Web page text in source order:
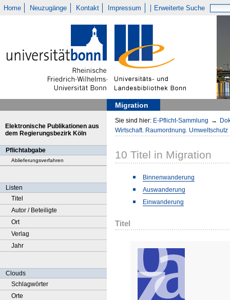
Home Neuzugänge Kontakt Impressum Erweiterte Suche
Migration
Elektronische Publikationen aus
dem Regierungsbezirk Köln
Pflichtabgabe
Ablieferungsverfahren
Listen
Titel
Autor / Beteiligte
Ort
Verlag
Jahr
Clouds
Schlagwörter
Orte
Sie sind hier: E-Pflicht-Sammlung →
Wirtschaft. Raumordnung. Umweltschutz
10 Titel in Migration
Binnenwanderung
Auswanderung
Einwanderung
Titel